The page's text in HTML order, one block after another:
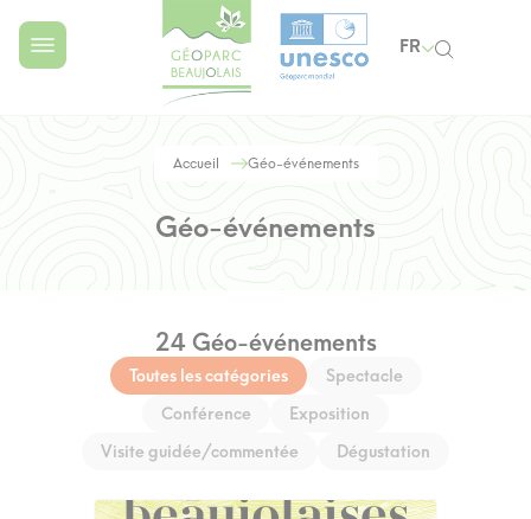
FR
Accueil Géo-événements
Géo-événements
24 Géo-événements
Toutes les catégories
Spectacle
Conférence
Exposition
Visite guidée/commentée
Dégustation